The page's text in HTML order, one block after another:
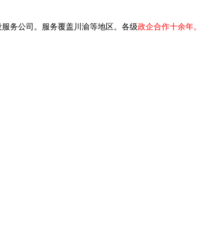
务公司。服务覆盖川渝等地区。各级政企合作十余年。